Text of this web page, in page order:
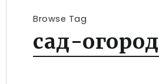
Browse Tag
сад-огород